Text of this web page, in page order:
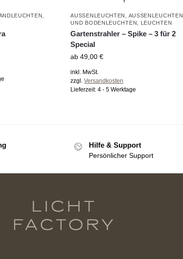
AUSSENLEUCHTEN
AUSSENLEUCHTEN U
ND BODENLEUCHTEN
LEUCHTEN
Gartenstrahler – Spike – 3 für 2
Special
ab49,00€
inkl. MwSt.
zzgl.Versandkosten
Lieferzeit:4 - 5 Werktage
Hilfe & Support
Persönlicher Support